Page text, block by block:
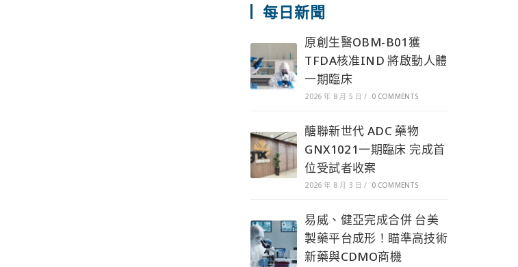
每日新聞
原創生醫OBM-B01獲
TFDA核准IND 將啟動人體
一期臨床
2026 年 8 月 5 日 / 0 COMMENTS
醣聯新世代 ADC 藥物
GNX1021一期臨床 完成首
位受試者收案
2026 年 8 月 3 日 / 0 COMMENTS
易威、健亞完成合併 台美
製藥平台成形！瞄準高技術
新藥與CDMO商機